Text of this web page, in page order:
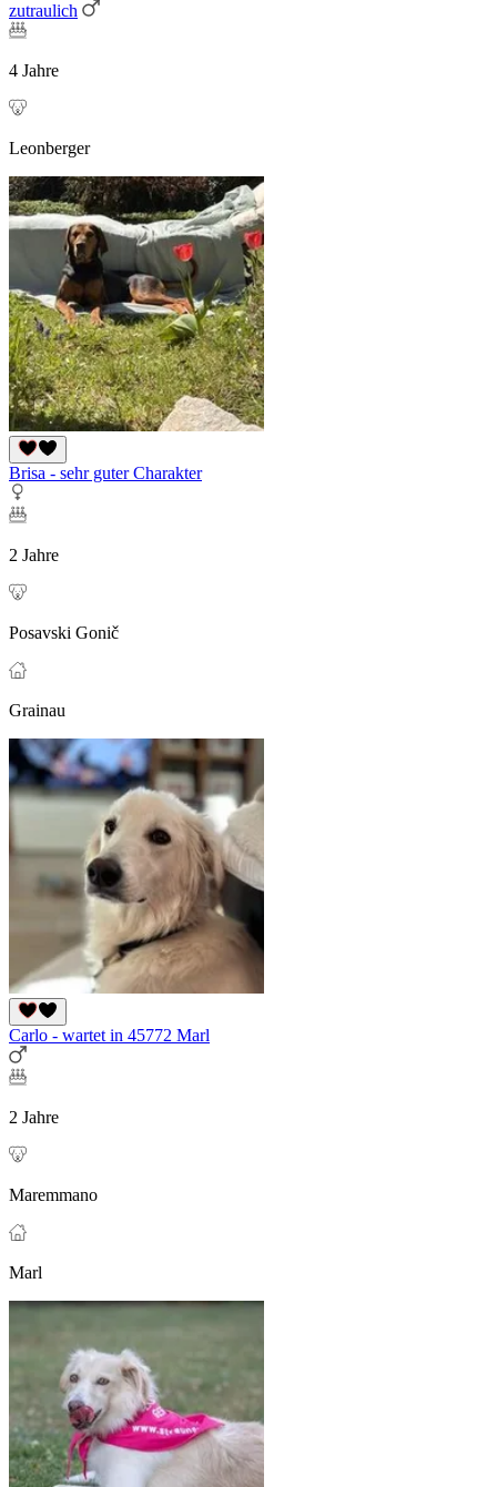
zutraulich
4 Jahre
Leonberger
Brisa - sehr guter Charakter
2 Jahre
Posavski Gonič
Grainau
Carlo - wartet in 45772 Marl
2 Jahre
Maremmano
Marl